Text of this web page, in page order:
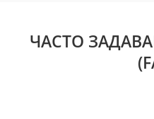
ЧАСТО